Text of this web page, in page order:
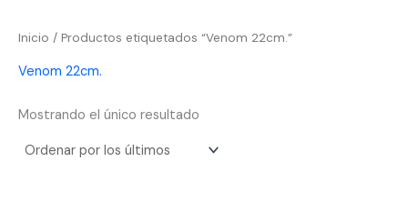
Inicio / Productos etiquetados “Venom 22cm.”
Venom 22cm.
Mostrando el único resultado